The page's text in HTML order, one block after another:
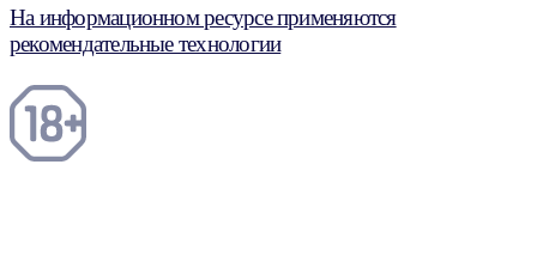
На информационном ресурсе применяются
рекомендательные технологии